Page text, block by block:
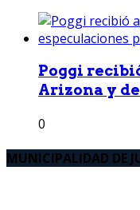
Poggi
Arizona y
0
MUNICIPALIDAD DE